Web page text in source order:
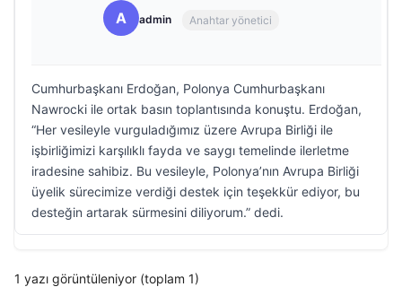
A admin Anahtar yönetici
Cumhurbaşkanı Erdoğan, Polonya Cumhurbaşkanı
Nawrocki ile ortak basın toplantısında konuştu. Erdoğan,
“Her vesileyle vurguladığımız üzere Avrupa Birliği ile
işbirliğimizi karşılıklı fayda ve saygı temelinde ilerletme
iradesine sahibiz. Bu vesileyle, Polonya’nın Avrupa Birliği
üyelik sürecimize verdiği destek için teşekkür ediyor, bu
desteğin artarak sürmesini diliyorum.” dedi.
1 yazı görüntüleniyor (toplam 1)